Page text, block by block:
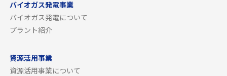
バイオガス発電事業
バイオガス発電について
プラント紹介
資源活用事業
資源活用事業について